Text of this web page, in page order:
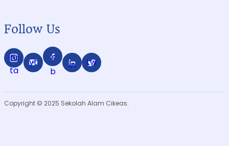
Follow Us
ins
ta
yt
f
b
in tw
Copyright © 2025 Sekolah Alam Cikeas.